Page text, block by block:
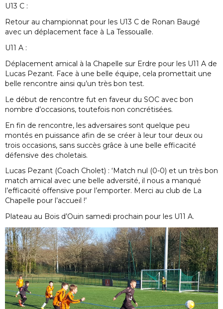
U13 C :
Retour au championnat pour les U13 C de Ronan Baugé
avec un déplacement face à La Tessoualle.
U11 A :
Déplacement amical à la Chapelle sur Erdre pour les U11 A de
Lucas Pezant. Face à une belle équipe, cela promettait une
belle rencontre ainsi qu’un très bon test.
Le début de rencontre fut en faveur du SOC avec bon
nombre d’occasions, toutefois non concrétisées.
En fin de rencontre, les adversaires sont quelque peu
montés en puissance afin de se créer à leur tour deux ou
trois occasions, sans succès grâce à une belle efficacité
défensive des choletais.
Lucas Pezant (Coach Cholet) : ‘Match nul (0-0) et un très bon
match amical avec une belle adversité, il nous a manqué
l’efficacité offensive pour l’emporter. Merci au club de La
Chapelle pour l’accueil !’
Plateau au Bois d’Ouin samedi prochain pour les U11 A.